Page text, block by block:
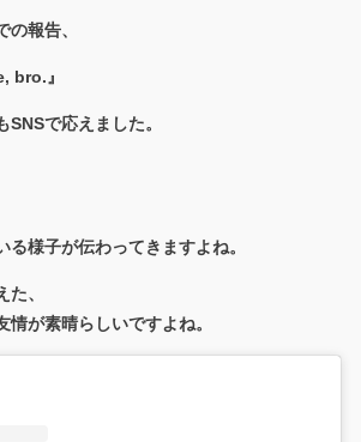
報告、
bro.』
で応えました。
る様子が伝わってきますよね。
、
が素晴らしいですよね。